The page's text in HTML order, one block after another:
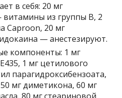
в себя: 20 мг
из группы B, 2
Caproon, 20 мг
— анестезируют.
компоненты: 1 мг
1 мг цетилового
парагидроксибензоата,
мг диметикона, 60 мг